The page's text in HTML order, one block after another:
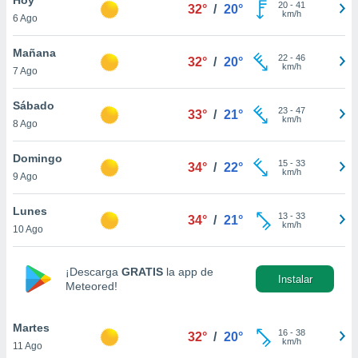
y
en
más
de
cookies
aceptar
6 Ago
32° / 20° 20- 41
km/h
Mañana
7 Ago
32° / 20° 22- 46
km/h
Sábado
8 Ago
33° / 21° 23- 47
km/h
Domingo
9 Ago
34° / 22° 15- 33
km/h
Lunes
10 Ago
34° / 21° 13- 33
km/h
¡Descarga GRATIS la app de
Meteored!
Instalar
Martes
11 Ago
32° / 20° 16- 38
km/h